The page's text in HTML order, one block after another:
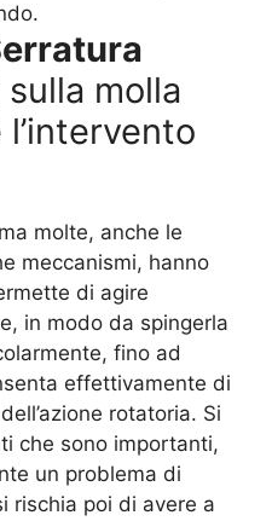
molla
molte, anche le
meccanismi, hanno
di agire
in modo da spingerla
fino ad
effettivamente di
rotatoria. Si
che sono importanti,
un problema di
rischia poi di avere a